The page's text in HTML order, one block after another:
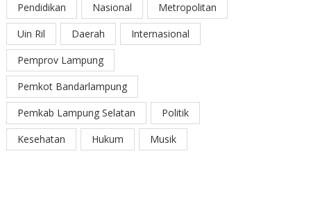
Pendidikan Nasional
Metropolitan
Uin Ril
Daerah
Internasional
Pemprov Lampung
Pemkot Bandarlampung
Pemkab Lampung Selatan
Politik
Kesehatan
Hukum Musik